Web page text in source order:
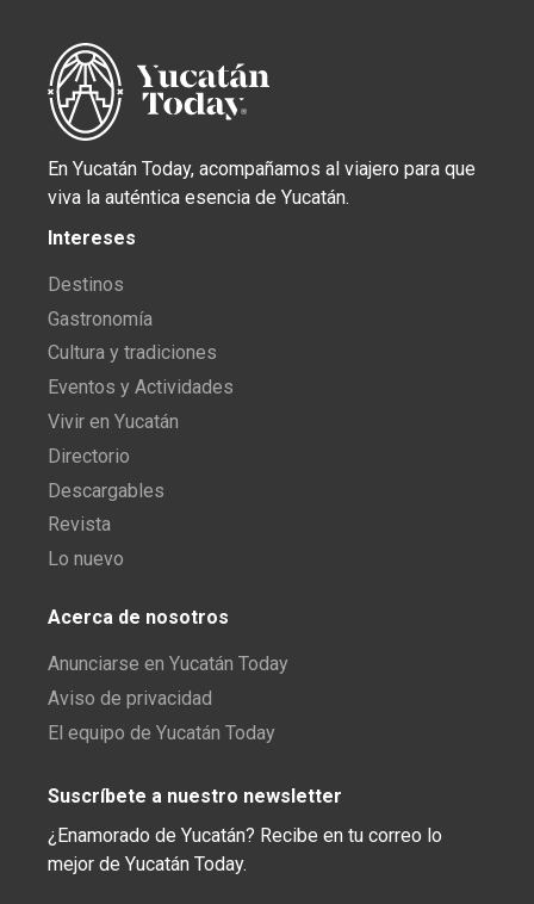
En Yucatán Today, acompañamos al viajero para que
viva la auténtica esencia de Yucatán.
Intereses
Destinos
Gastronomía
Cultura y tradiciones
Eventos y Actividades
Vivir en Yucatán
Directorio
Descargables
Revista
Lo nuevo
Acerca de nosotros
Anunciarse en Yucatán Today
Aviso de privacidad
El equipo de Yucatán Today
Suscríbete a nuestro newsletter
¿Enamorado de Yucatán? Recibe en tu correo lo
mejor de Yucatán Today.